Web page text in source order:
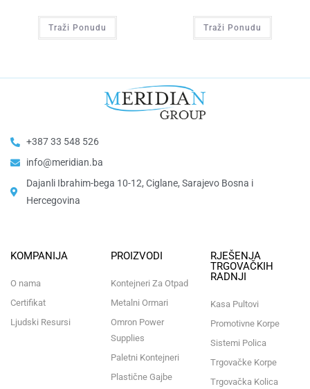
Traži Ponudu Traži Ponudu
+387 33 548 526
info@meridian.ba
Dajanli Ibrahim-bega 10-12, Ciglane, Sarajevo Bosna i
Hercegovina​
KOMPANIJA
O nama
Certifikat
Ljudski Resursi
PROIZVODI
Kontejneri Za Otpad
Metalni Ormari
Omron Power
Supplies
Paletni Kontejneri
Plastične Gajbe
RJEŠENJA
TRGOVAČKIH
RADNJI
Kasa Pultovi
Promotivne Korpe
Sistemi Polica
Trgovačke Korpe
Trgovačka Kolica